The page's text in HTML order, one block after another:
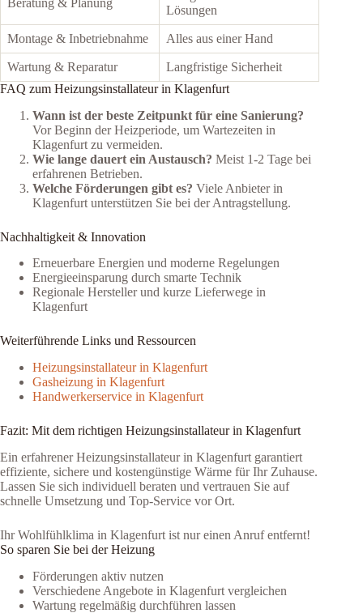
Lösungen
Montage & Inbetriebnahme Alles aus einer Hand
Wartung & Reparatur
Langfristige Sicherheit
FAQ zum Heizungsinstallateur in Klagenfurt
Wann ist der beste Zeitpunkt für eine Sanierung?
Vor Beginn der Heizperiode, um Wartezeiten in
Klagenfurt zu vermeiden.
Wie lange dauert ein Austausch? Meist 1-2 Tage bei
erfahrenen Betrieben.
Welche Förderungen gibt es? Viele Anbieter in
Klagenfurt unterstützen Sie bei der Antragstellung.
Nachhaltigkeit & Innovation
Erneuerbare Energien und moderne Regelungen
Energieeinsparung durch smarte Technik
Regionale Hersteller und kurze Lieferwege in
Klagenfurt
Weiterführende Links und Ressourcen
Heizungsinstallateur in Klagenfurt
Gasheizung in Klagenfurt
Handwerkerservice in Klagenfurt
Fazit: Mit dem richtigen Heizungsinstallateur in Klagenfurt
Ein erfahrener Heizungsinstallateur in Klagenfurt garantiert
effiziente, sichere und kostengünstige Wärme für Ihr Zuhause.
Lassen Sie sich individuell beraten und vertrauen Sie auf
schnelle Umsetzung und Top-Service vor Ort.
Ihr Wohlfühlklima in Klagenfurt ist nur einen Anruf entfernt!
So sparen Sie bei der Heizung
Förderungen aktiv nutzen
Verschiedene Angebote in Klagenfurt vergleichen
Wartung regelmäßig durchführen lassen